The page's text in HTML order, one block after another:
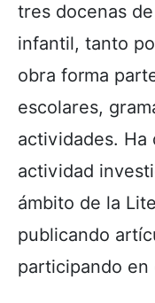
tres docenas
infantil, tanto
obra forma
escolares,
actividades. Ha
actividad
ámbito de la
publicando
participando